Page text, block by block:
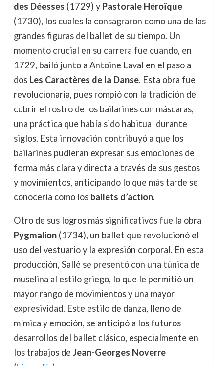
des Déesses (1729) y Pastorale Héroïque
(1730), los cuales la consagraron como una de las
grandes figuras del ballet de su tiempo. Un
momento crucial en su carrera fue cuando, en
1729, bailó junto a Antoine Laval en el paso a
dos Les Caractères de la Danse. Esta obra fue
revolucionaria, pues rompió con la tradición de
cubrir el rostro de los bailarines con máscaras,
una práctica que había sido habitual durante
siglos. Esta innovación contribuyó a que los
bailarines pudieran expresar sus emociones de
forma más clara y directa a través de sus gestos
y movimientos, anticipando lo que más tarde se
conocería como los ballets d’action.
Otro de sus logros más significativos fue la obra
Pygmalion(1734), un ballet que revolucionó el
uso del vestuario y la expresión corporal. En esta
producción, Sallé se presentó con una túnica de
muselina al estilo griego, lo que le permitió un
mayor rango de movimientos y una mayor
expresividad. Este estilo de danza, lleno de
mímica y emoción, se anticipó a los futuros
desarrollos del ballet clásico, especialmente en
los trabajos de Jean-Georges Noverre